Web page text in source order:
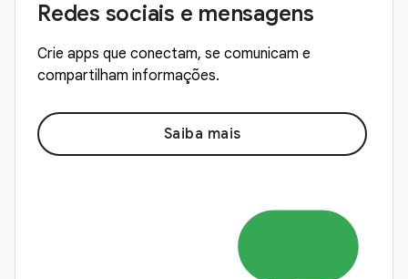
Redes sociais e mensagens
Crie apps que conectam, se comunicam e
compartilham informações.
Saiba mais